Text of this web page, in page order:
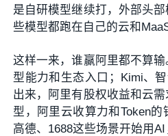
是自研模型继续打，外部头
些模型都跑在自己的云和
这样一来，谁赢阿里都不算
型能力和生态入口；Kimi、
出来，阿里有股权收益和云
型，阿里云收算力和Token的
高德、1688这些场景开始用